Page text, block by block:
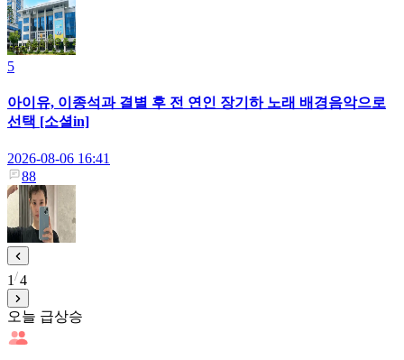
5
아이유, 이종석과 결별 후 전 연인 장기하 노래 배경음악으로
선택 [소셜in]
2026-08-06 16:41
88
1 4
오늘 급상승